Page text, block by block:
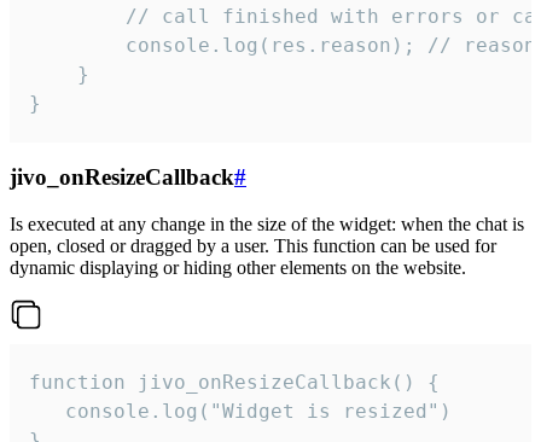
// call finished with errors or
console.log(res.reason); //
    }
}
jivo_onResizeCallback#
Is executed at any change in the size of the widget: when the chat is
open, closed or dragged by a user. This function can be used for
dynamic displaying or hiding other elements on the website.
function jivo_onResizeCallback() {
   console.log("Widget is resized")